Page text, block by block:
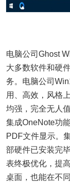
电脑公司Ghost
大多数软件和硬
务。电脑公司
用、高效，风格
均强，完全无人
集成OneNote功
PDF文件显示。
部硬件已安装完
表终极优化，提
桌面，也能在不